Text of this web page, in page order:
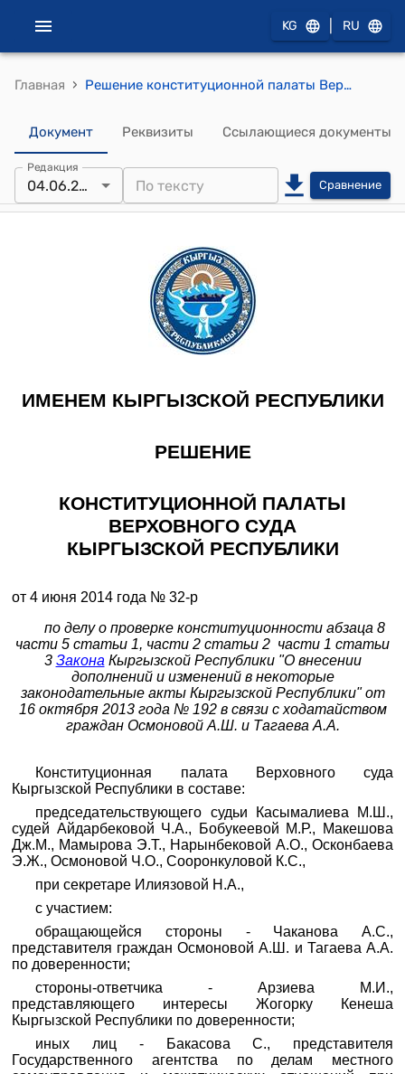
KG RU
Главная › Решение конституционной палаты Верховного суда от 4 июня 2014 года № 32-р "по делу о проверке конституционности абзаца 8 части 5 статьи 1, части 2 статьи 2 части 1 статьи 3 Закона Кыргызской Республики "О внесении дополнений и изменений в некоторые законодательные акты Кыргызской Республики" от 16 октября 2013 года № 192 в связи с ходатайством граждан Осмоновой А.Ш. и Тагаева А.А."
Документ Реквизиты Ссылающиеся документы
Редакция
04.06.2014 Сравнение